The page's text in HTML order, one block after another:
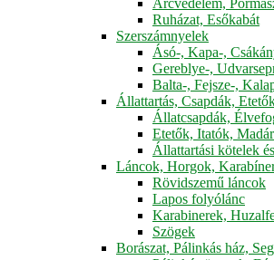
Ruházat, Esőkabát
Szerszámnyelek
Ásó-, Kapa-,
Gereblye-,
Balta-, Fejsze-,
Állattartás, Csapdák,
Állatcsapdák,
Etetők, Itatók,
Állattartási kötelek
Láncok, Horgok,
Rövidszemű láncok
Lapos folyólánc
Karabinerek,
Szögek
Borászat, Pálinkás ház,